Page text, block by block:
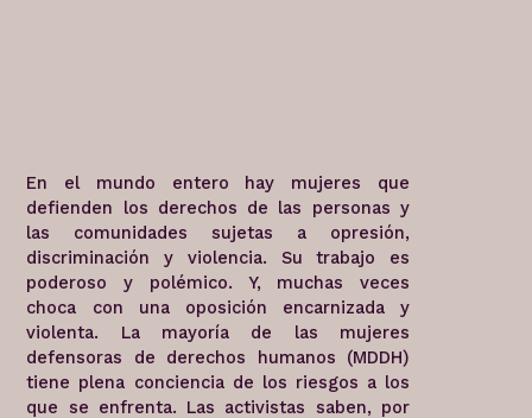
En el mundo entero hay mujeres que
defienden los derechos de las personas y
las comunidades sujetas a opresión,
discriminación y violencia. Su trabajo es
poderoso y polémico. Y, muchas veces
choca con una oposición encarnizada y
violenta. La mayoría de las mujeres
defensoras de derechos humanos (MDDH)
tiene plena conciencia de los riesgos a los
que se enfrenta. Las activistas saben, por